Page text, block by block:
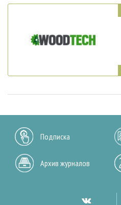
Подписка
Архив журналов